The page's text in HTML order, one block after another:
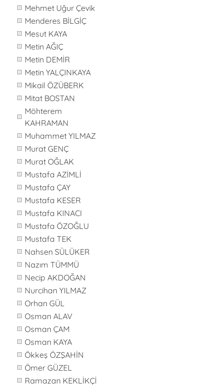
Mehmet Uğur Çevik
Menderes BİLGİÇ
Mesut KAYA
Metin AĞIÇ
Metin DEMİR
Metin YALÇINKAYA
Mikail ÖZÜBERK
Mitat BOSTAN
Möhterem
KAHRAMAN
Muhammet YILMAZ
Murat GENÇ
Murat OĞLAK
Mustafa AZİMLİ
Mustafa ÇAY
Mustafa KESER
Mustafa KINACI
Mustafa ÖZOĞLU
Mustafa TEK
Nahsen SÜLÜKER
Nazım TÜMMÜ
Necip AKDOĞAN
Nurcihan YILMAZ
Orhan GÜL
Osman ALAV
Osman ÇAM
Osman KAYA
Ökkeş ÖZŞAHİN
Ömer GÜZEL
Ramazan KEKLİKÇİ